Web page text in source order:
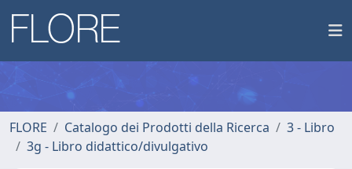
FLORE Catalogo dei Prodotti della Ricerca
3 - Libro
3g - Libro didattico/divulgativo